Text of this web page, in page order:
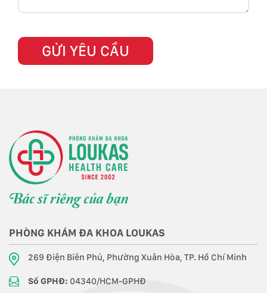
PHÒNG KHÁM ĐA KHOA LOUKAS
269 Điện Biên Phủ, Phường Xuân Hòa, TP. Hồ Chí Minh
Số GPHĐ: 04340/HCM-GPHĐ